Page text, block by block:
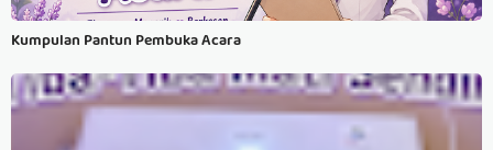
Kumpulan Pantun Pembuka Acara